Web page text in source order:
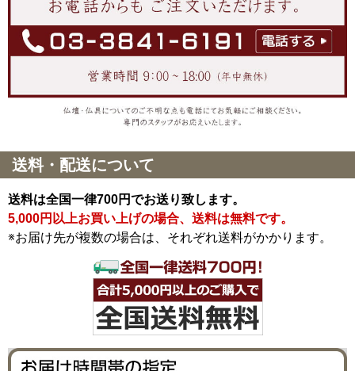
送料・配送について
送料は全国一律700円でお送り致します。
5,000円以上お買い上げの場合、送料は無料です。
※お届け先が複数の場合は、それぞれ送料がかかります。